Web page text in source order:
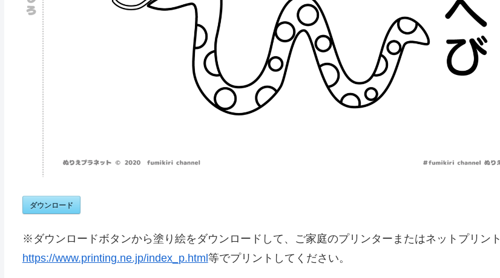
ダウンロード
※ダウンロードボタンから塗り絵をダウンロードして、ご家庭のプリンターまたはネットプリント
https://www.printing.ne.jp/index_p.html等でプリントしてください。